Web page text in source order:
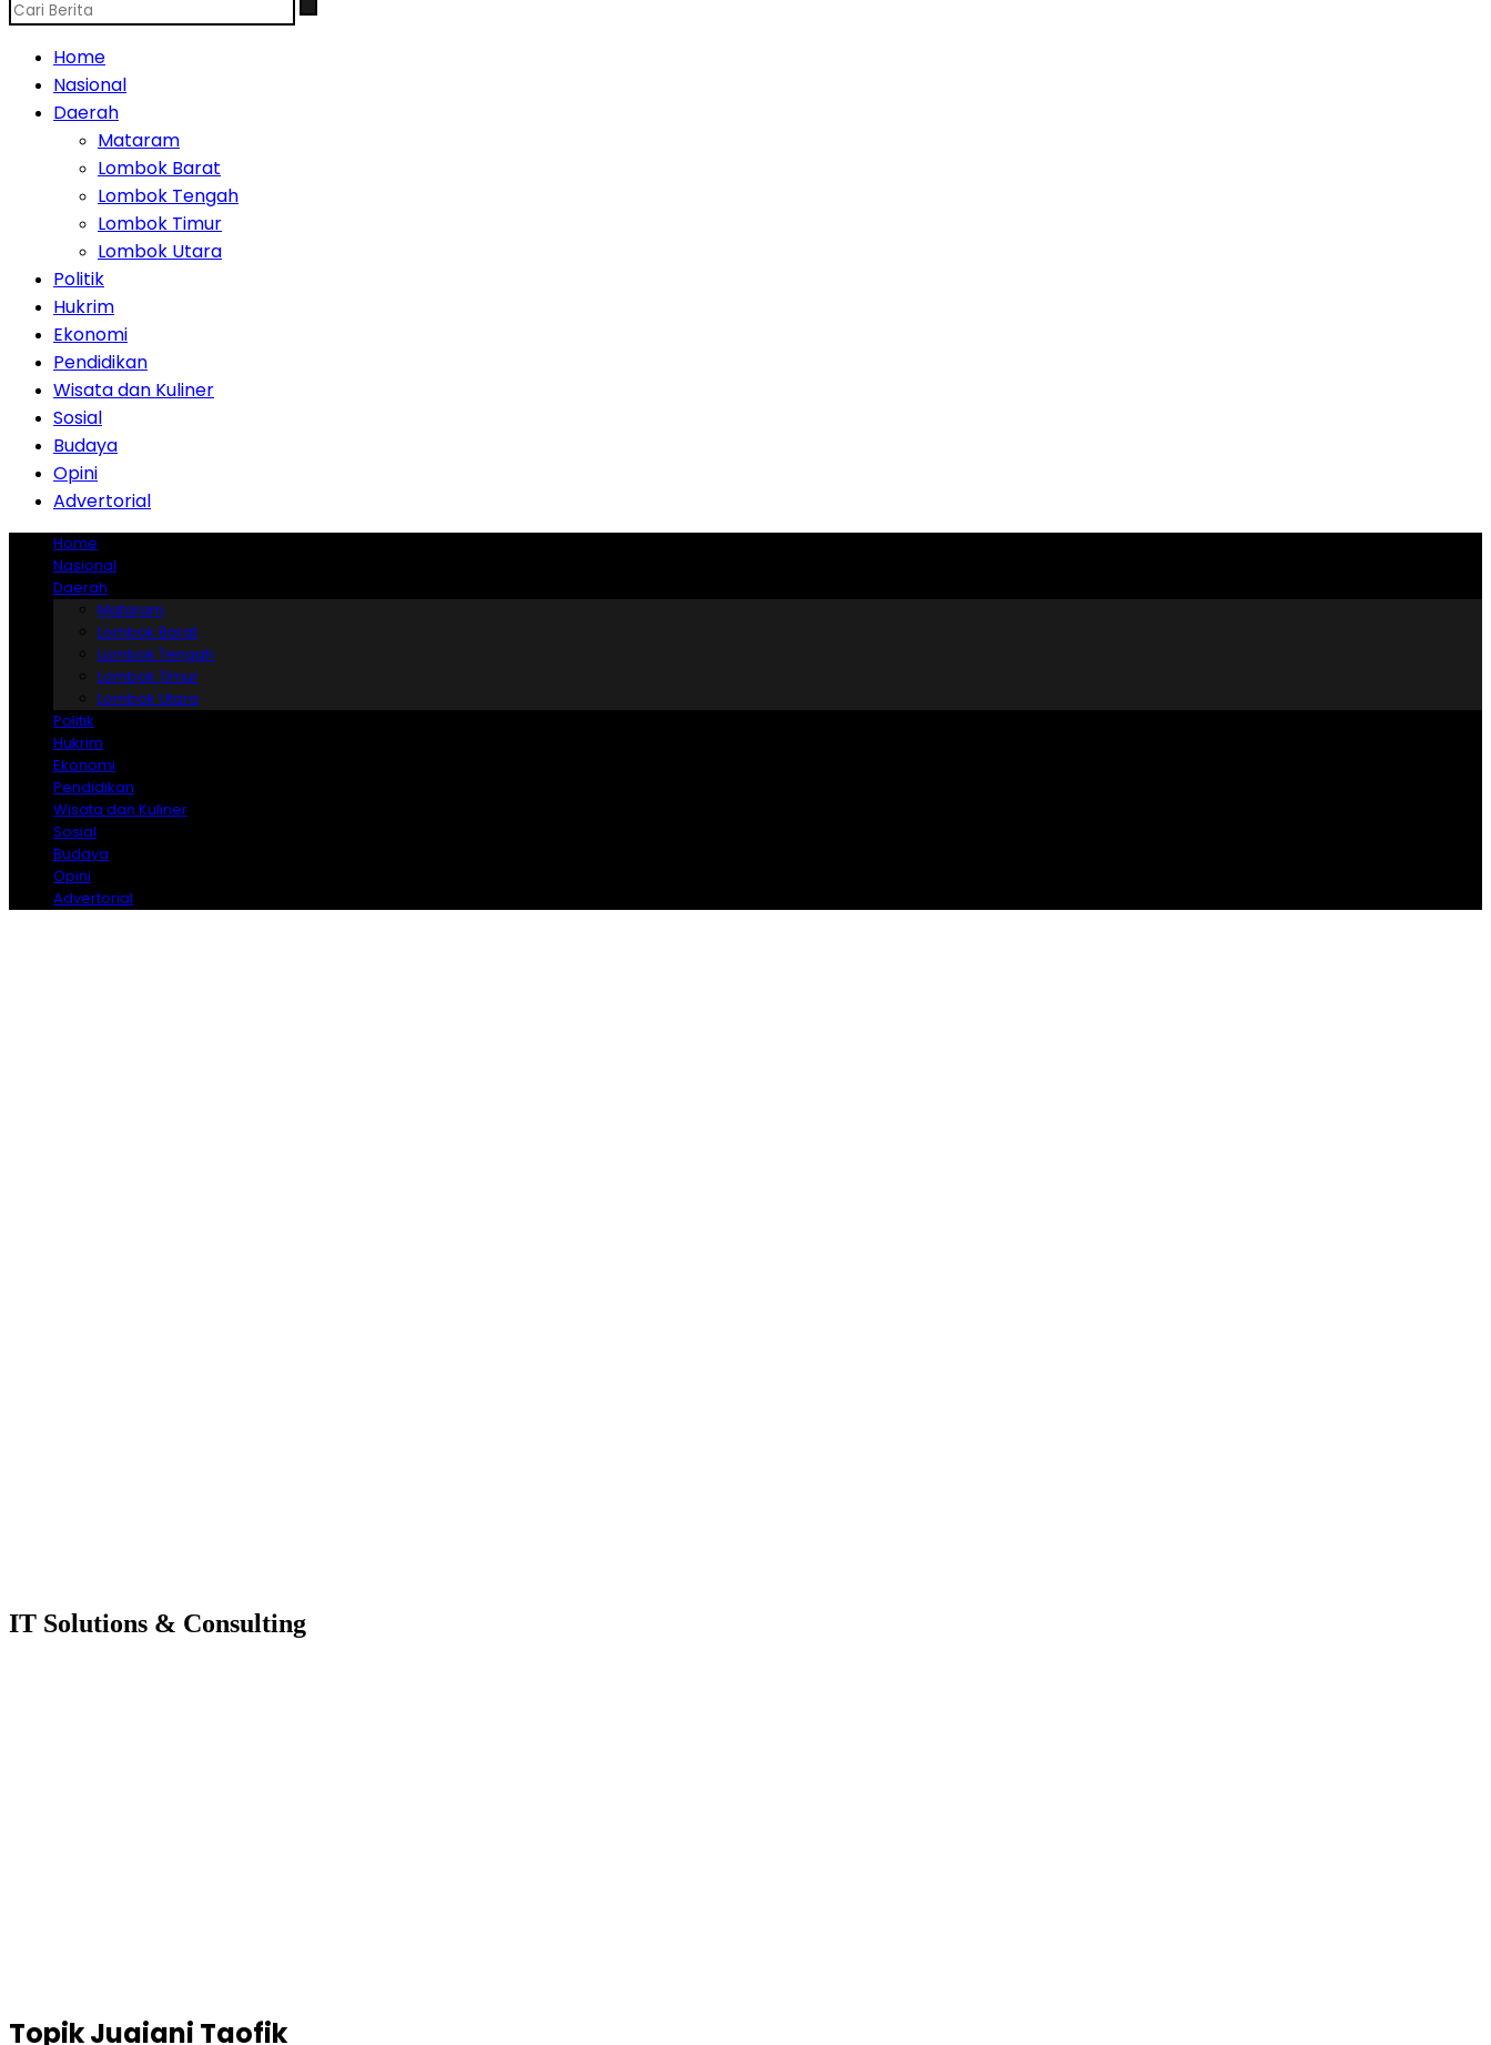
Home
Nasional
Daerah
Mataram
Lombok Barat
Lombok Tengah
Lombok Timur
Lombok Utara
Politik
Hukrim
Ekonomi
Pendidikan
Wisata dan Kuliner
Sosial
Budaya
Opini
Advertorial
Home
Nasional
Daerah
Mataram
Lombok Barat
Lombok Tengah
Lombok Timur
Lombok Utara
Politik
Hukrim
Ekonomi
Pendidikan
Wisata dan Kuliner
Sosial
Budaya
Opini
Advertorial
IT Solutions & Consulting
TopikJuaiani Taofik